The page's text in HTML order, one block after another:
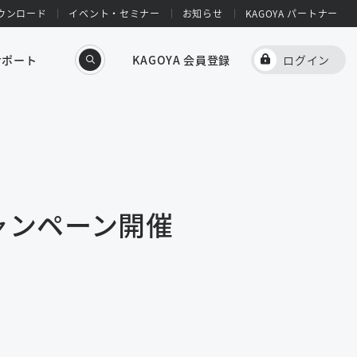
ペーン開催
ンロード イベント・セミナー お知らせ KAGOYA パートナー
ート KAGOYA 会員登録 ログイン